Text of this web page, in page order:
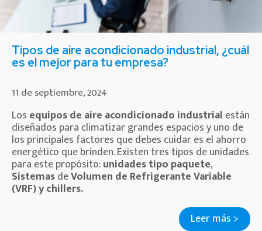
Tipos de aire acondicionado industrial, ¿cuál
es el mejor para tu empresa?
11 de septiembre, 2024
Los equipos de aire acondicionado industrial están
diseñados para climatizar grandes espacios y uno de
los principales factores que debes cuidar es el ahorro
energético que brinden. Existen tres tipos de unidades
para este propósito:unidades tipo paquete,
SistemasdeVolumen de Refrigerante Variable
(VRF) y chillers.
Leer más >